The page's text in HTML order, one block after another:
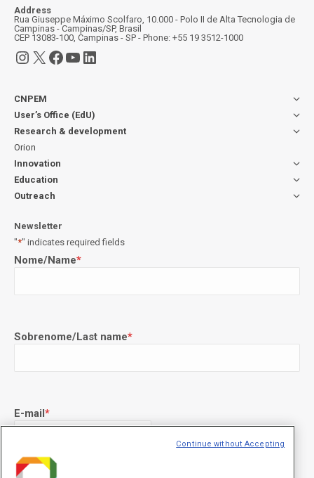
Address
Rua Giuseppe Máximo Scolfaro, 10.000 - Polo II de Alta Tecnologia de
Campinas - Campinas/SP, Brasil
CEP 13083-100, Campinas - SP - Phone: +55 19 3512-1000
Instagram
X Facebook
YouTube
LinkedIn
CNPEM
User’s Office (EdU)
Research & development
Orion
Innovation
Education
Outreach
Newsletter
"*" indicates required fields
Nome/Name*
Sobrenome/Last name*
E-mail*
Continue without Accepting